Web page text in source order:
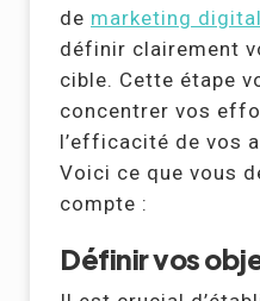
de marketing digital
définir clairement
cible. Cette étape
concentrer vos
l’efficacité de vos
Voici ce que vous
compte :
Définir vos